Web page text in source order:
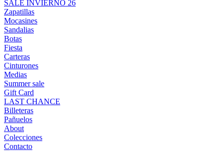
SALE INVIERNO 26
Zapatillas
Mocasines
Sandalias
Botas
Fiesta
Carteras
Cinturones
Medias
Summer sale
Gift Card
LAST CHANCE
Billeteras
Pañuelos
About
Colecciones
Contacto